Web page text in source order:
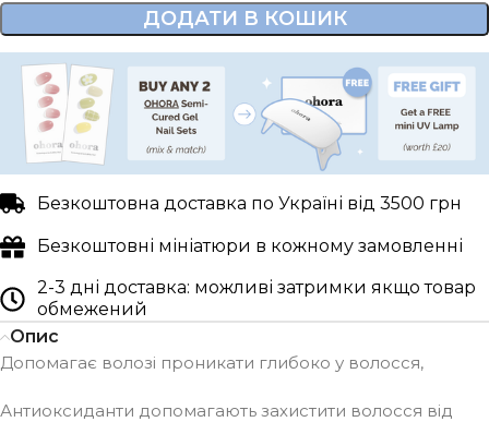
ДОДАТИ В КОШИК
Безкоштовна доставка по Україні від 3500 грн
Безкоштовні мініатюри в кожному замовленні
2-3 дні доставка: можливі затримки якщо товар
обмежений
Опис
Допомагає волозі проникати глибоко у волосся,
Антиоксиданти допомагають захистити волосся від